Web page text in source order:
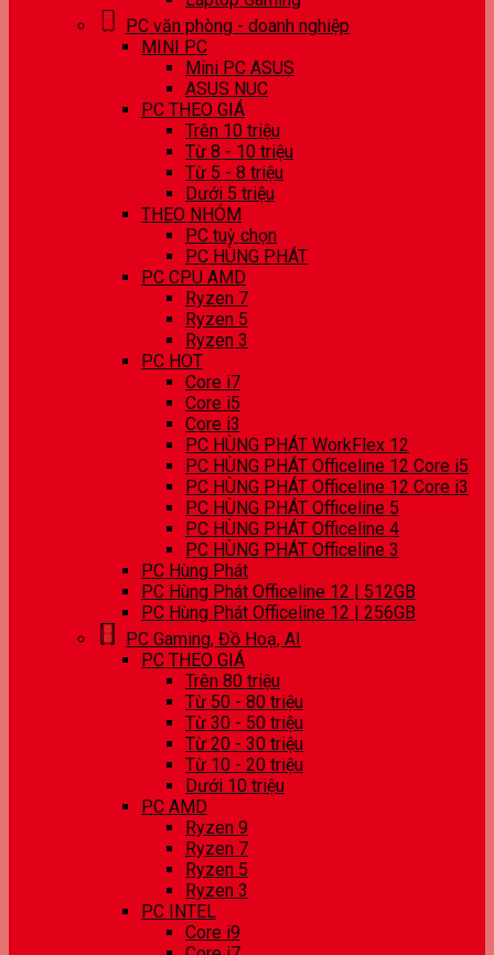
PC văn phòng - doanh nghiệp
MINI PC
Mini PC ASUS
ASUS NUC
PC THEO GIÁ
Trên 10 triệu
Từ 8 - 10 triệu
Từ 5 - 8 triệu
Dưới 5 triệu
THEO NHÓM
PC tuỳ chọn
PC HÙNG PHÁT
PC CPU AMD
Ryzen 7
Ryzen 5
Ryzen 3
PC HOT
Core i7
Core i5
Core i3
PC HÙNG PHÁT WorkFlex 12
PC HÙNG PHÁT Officeline 12 Core i5
PC HÙNG PHÁT Officeline 12 Core i3
PC HÙNG PHÁT Officeline 5
PC HÙNG PHÁT Officeline 4
PC HÙNG PHÁT Officeline 3
PC Hùng Phát
PC Hùng Phát Officeline 12 | 512GB
PC Hùng Phát Officeline 12 | 256GB
PC Gaming, Đồ Hoạ, AI
PC THEO GIÁ
Trên 80 triệu
Từ 50 - 80 triệu
Từ 30 - 50 triệu
Từ 20 - 30 triệu
Từ 10 - 20 triệu
Dưới 10 triệu
PC AMD
Ryzen 9
Ryzen 7
Ryzen 5
Ryzen 3
PC INTEL
Core i9